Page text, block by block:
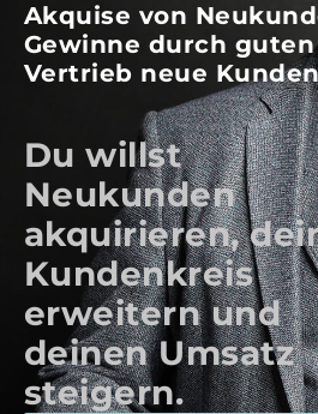
AKADEMIE
KONTAKT
Akquise von
Gewinne durch guten
Vertrieb neue
Du willst
Neukunden
akquirieren,
Kundenkreis
erweitern und
deinen Umsatz
steigern.